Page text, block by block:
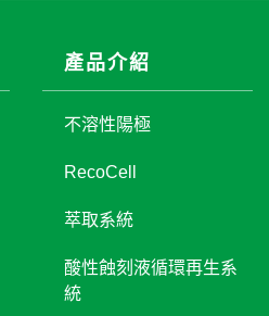
產品介紹
不溶性陽極
RecoCell
萃取系統
酸性蝕刻液循環再生系
統